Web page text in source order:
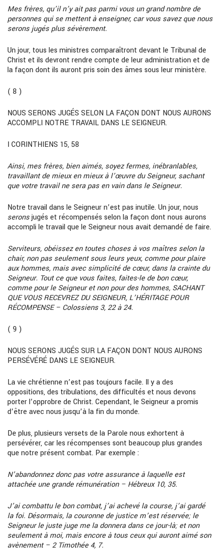
Mes frères, qu’il n’y ait pas parmi vous un grand nombre de
personnes qui se mettent à enseigner, car vous savez que nous
serons jugés plus sévèrement.
Un jour, tous les ministres comparaîtront devant le Tribunal de
Christ et ils devront rendre compte de leur administration et de
la façon dont ils auront pris soin des âmes sous leur ministère.
( 8 )
NOUS SERONS JUGÉS SELON LA FAÇON DONT NOUS AURONS
ACCOMPLI NOTRE TRAVAIL DANS LE SEIGNEUR.
I CORINTHIENS 15, 58
Ainsi, mes frères, bien aimés, soyez fermes, inébranlables,
travaillant de mieux en mieux à l’œuvre du Seigneur, sachant
que votre travail ne sera pas en vain dans le Seigneur.
Notre travail dans le Seigneur n’est pas inutile. Un jour, nous
seronsjugés et récompensés selon la façon dont nous aurons
accompli le travail que le Seigneur nous avait demandé de faire.
Serviteurs, obéissez en toutes choses à vos maîtres selon la
chair, non pas seulement sous leurs yeux, comme pour plaire
aux hommes, mais avec simplicité de cœur, dans la crainte du
Seigneur. Tout ce que vous faites, faites-le de bon cœur,
comme pour le Seigneur et non pour des hommes, SACHANT
QUE VOUS RECEVREZ DU SEIGNEUR, L’HÉRITAGE POUR
RÉCOMPENSE – Colossiens 3, 22 à 24.
( 9 )
NOUS SERONS JUGÉS SUR LA FAÇON DONT NOUS AURONS
PERSÉVÉRÉ DANS LE SEIGNEUR.
La vie chrétienne n’est pas toujours facile. Il y a des
oppositions, des tribulations, des difficultés et nous devons
porter l’opprobre de Christ. Cependant, le Seigneur a promis
d’être avec nous jusqu’à la fin du monde.
De plus, plusieurs versets de la Parole nous exhortent à
persévérer, car les récompenses sont beaucoup plus grandes
que notre présent combat. Par exemple :
N’abandonnez donc pas votre assurance à laquelle est
attachée une grande rémunération – Hébreux 10, 35.
J’ai combattu le bon combat, j’ai achevé la course, j’ai gardé
la foi. Désormais, la couronne de justice m’est réservée; le
Seigneur le juste juge me la donnera dans ce jour-là; et non
seulement à moi, mais encore à tous ceux qui auront aimé son
avènement – 2 Timothée 4, 7.